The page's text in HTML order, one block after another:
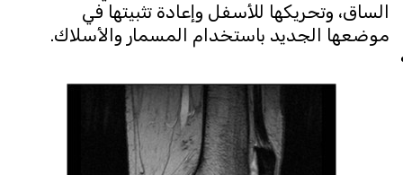
الساق، وتحريكها للأسفل وإعادة تثبيتها في
موضعها الجديد باستخدام المسمار والأسلاك.